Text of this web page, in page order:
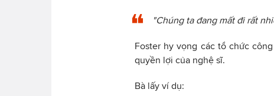
"Chúng ta đang mất đi rất
Foster hy vọng các tổ chức
quyền lợi của nghệ sĩ.
Bà lấy ví dụ: